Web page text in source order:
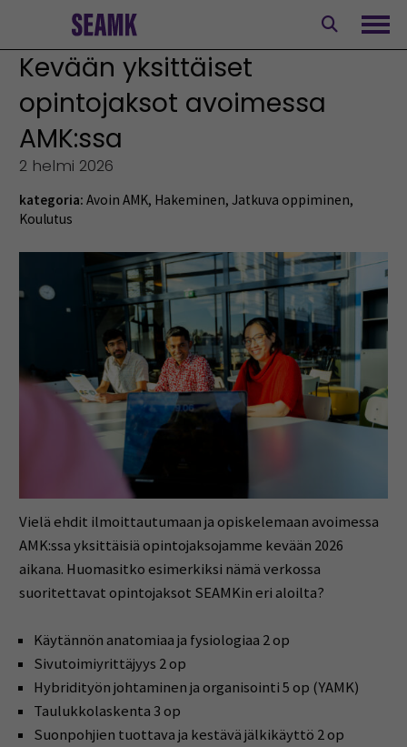
Kevään yksittäiset
opintojaksot avoimessa
AMK:ssa
2 helmi 2026
kategoria: Avoin AMK, Hakeminen, Jatkuva oppiminen,
Koulutus
Vielä ehdit ilmoittautumaan ja opiskelemaan avoimessa
AMK:ssa yksittäisiä opintojaksojamme kevään 2026
aikana. Huomasitko esimerkiksi nämä verkossa
suoritettavat opintojaksot SEAMKin eri aloilta?
Käytännön anatomiaa ja fysiologiaa 2 op
Sivutoimiyrittäjyys 2 op
Hybridityön johtaminen ja organisointi 5 op (YAMK)
Taulukkolaskenta 3 op
Suonpohjien tuottava ja kestävä jälkikäyttö 2 op